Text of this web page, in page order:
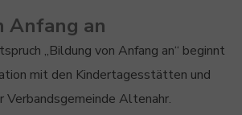
Anfang an
„Bildung von Anfang an“ beginnt
mit den Kindertagesstätten und
Verbandsgemeinde Altenahr.